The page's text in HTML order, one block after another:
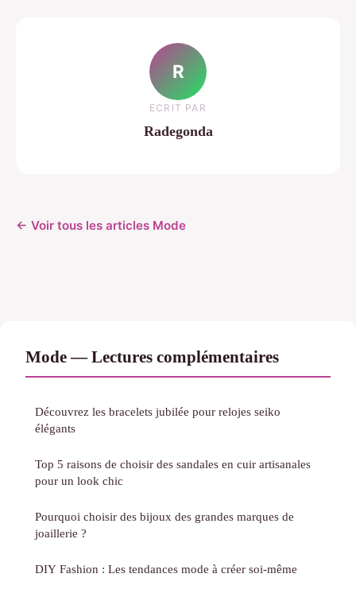
R
ECRIT PAR
Radegonda
← Voir tous les articles Mode
Mode — Lectures complémentaires
Découvrez les bracelets jubilée pour relojes seiko
élégants
Top 5 raisons de choisir des sandales en cuir artisanales
pour un look chic
Pourquoi choisir des bijoux des grandes marques de
joaillerie ?
DIY Fashion : Les tendances mode à créer soi-même